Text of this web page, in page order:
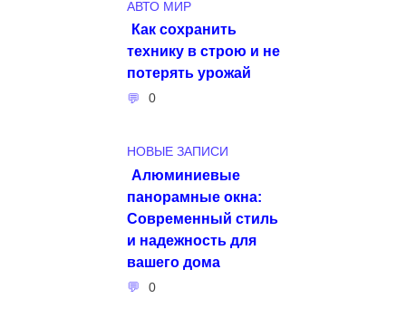
АВТО МИР
Как сохранить
технику в строю и не
потерять урожай
0
НОВЫЕ ЗАПИСИ
Алюминиевые
панорамные окна:
Современный стиль
и надежность для
вашего дома
0